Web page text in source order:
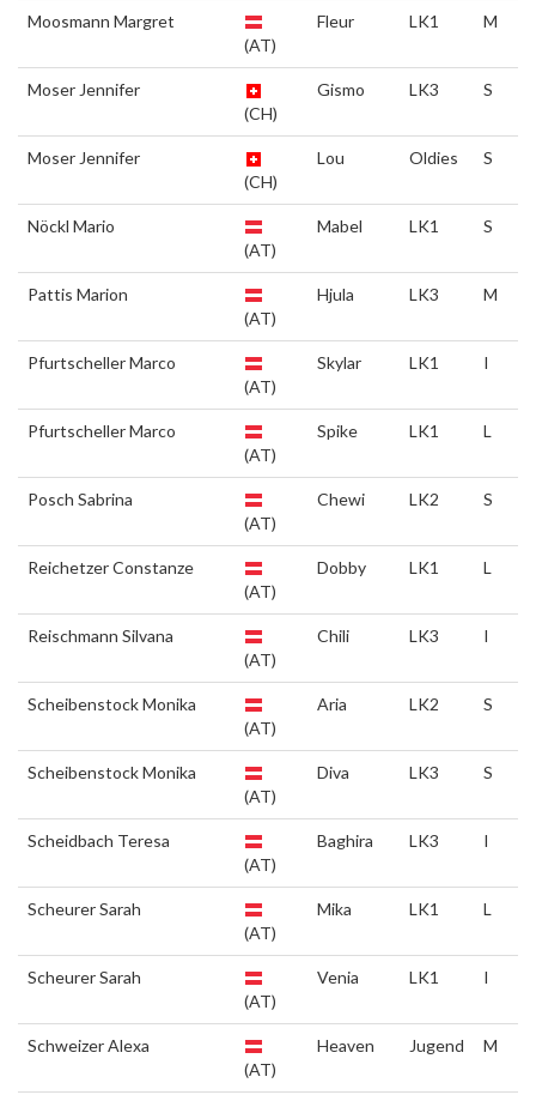
Moosmann Margret
(AT)
Fleur LK1 M
Moser Jennifer
(CH)
Gismo LK3 S
Moser Jennifer
(CH)
Lou Oldies S
Nöckl Mario
(AT)
Mabel LK1 S
Pattis Marion
(AT)
Hjula LK3 M
Pfurtscheller Marco
(AT)
Skylar LK1 I
Pfurtscheller Marco
(AT)
Spike LK1 L
Posch Sabrina
(AT)
Chewi LK2 S
Reichetzer Constanze
(AT)
Dobby LK1 L
Reischmann Silvana
(AT)
Chili LK3 I
Scheibenstock Monika
(AT)
Aria LK2 S
Scheibenstock Monika
(AT)
Diva LK3 S
Scheidbach Teresa
(AT)
Baghira LK3 I
Scheurer Sarah
(AT)
Mika LK1 L
Scheurer Sarah
(AT)
Venia LK1 I
Schweizer Alexa
(AT)
Heaven Jugend M